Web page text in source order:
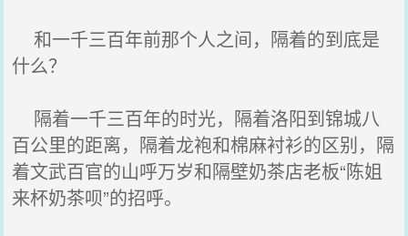
和一千三百年前那个人之间，隔着的到底是
什么？
隔着一千三百年的时光，隔着洛阳到锦城八
百公里的距离，隔着龙袍和棉麻衬衫的区别，隔
着文武百官的山呼万岁和隔壁奶茶店老板“陈姐
来杯奶茶呗”的招呼。